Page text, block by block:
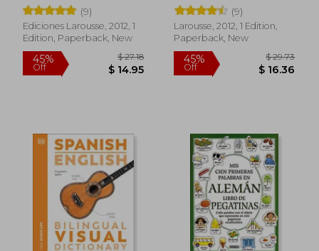
(9)
Ediciones Larousse, 2012, 1
Edition, Paperback, New
(9)
Larousse, 2012, 1 Edition,
Paperback, New